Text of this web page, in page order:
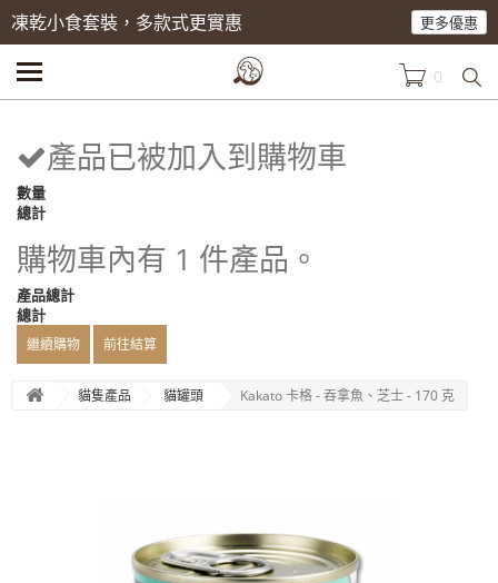
凍乾小食套裝，多款式更實惠 更多優惠
0
產品已被加入到購物車
數量
總計
購物車內有 1 件產品。
產品總計
總計
繼續購物 前往結算
貓隻產品 貓罐頭 Kakato 卡格 - 吞拿魚、芝士 - 170 克